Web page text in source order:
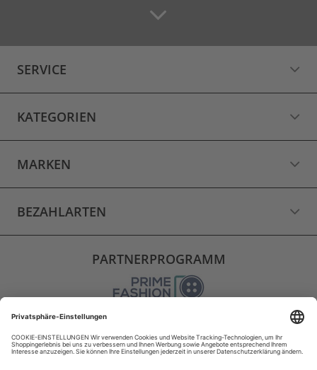
SERVICE
KATEGORIEN
MARKEN
BEZAHLARTEN
PARTNERPROGRAMM
VERSAND